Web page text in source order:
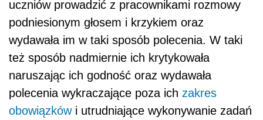
uczniów prowadzić z pracownikami rozmowy
podniesionym głosem i krzykiem oraz
wydawała im w taki sposób polecenia. W taki
też sposób nadmiernie ich krytykowała
naruszając ich godność oraz wydawała
polecenia wykraczające poza ich zakres
obowiązkówi utrudniające wykonywanie zadań